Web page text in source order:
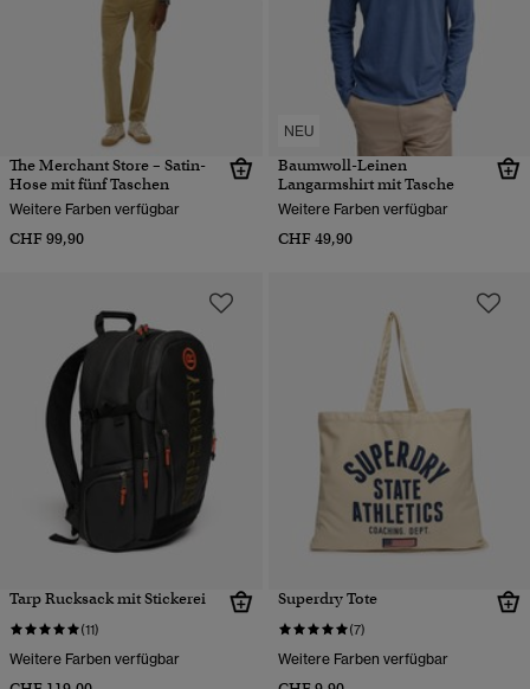
The Merchant Store – Satin-
Hose mit fünf Taschen
Weitere Farben verfügbar
CHF 99,90
NEU
Baumwoll-Leinen
Langarmshirt mit Tasche
Weitere Farben verfügbar
CHF 49,90
Tarp Rucksack mit Stickerei
(11)
Weitere Farben verfügbar
Superdry Tote
(7)
Weitere Farben verfügbar